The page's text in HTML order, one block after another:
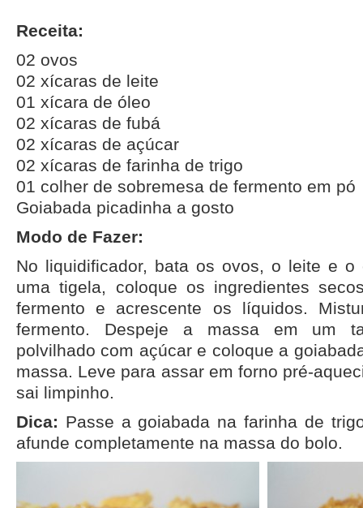
Receita:
02 ovos
02 xícaras de leite
01 xícara de óleo
02 xícaras de fubá
02 xícaras de açúcar
02 xícaras de farinha de trigo
01 colher de sobremesa de fermento em pó
Goiabada picadinha a gosto
Modo de Fazer:
No liquidificador, bata os ovos, o leite e o
uma tigela, coloque os ingredientes
fermento e acrescente os líquidos.
fermento. Despeje a massa em um
polvilhado com açúcar e coloque a
massa. Leve para assar em forno pré-
sai limpinho.
Dica: Passe a goiabada na farinha de
afunde completamente na massa do bolo.